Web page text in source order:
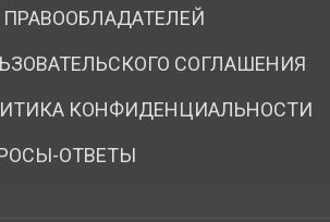
СОГЛАШЕНИЯ
КОНФИДЕНЦИАЛЬНОСТИ
ОТВЕТЫ